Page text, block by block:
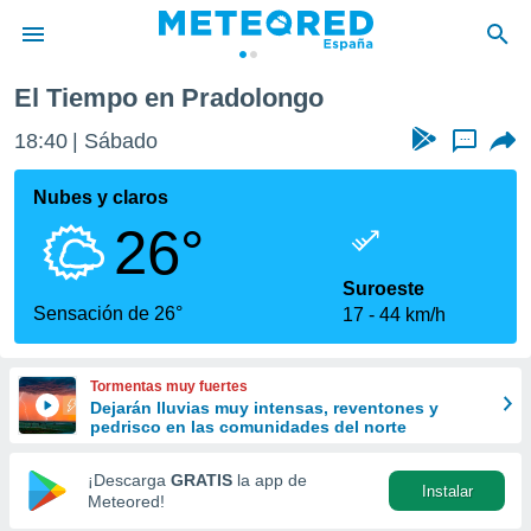
de
por
que se
calidad.
a este
las
y
forma
digital
basada
El Tiempo en Pradolongo
18:40 Sábado ...
Nubes y claros
26°
Sensación de 26°
Suroeste
17
44 km/h
Tormentas muy fuertes
Dejarán lluvias muy intensas, reventones y
pedrisco en las comunidades del norte
¡Descarga GRATIS la app de
Meteored!
Instalar